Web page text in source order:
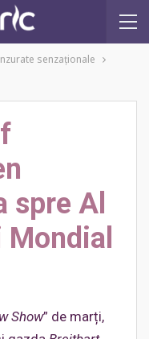
senzaţionale
spre Al
Show” de marți,